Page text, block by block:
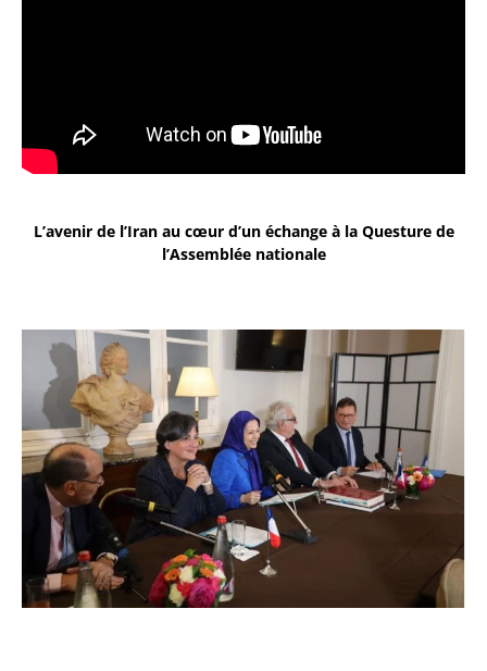
L’avenir de l’Iran au cœur d’un échange à la Questure de
l’Assemblée nationale